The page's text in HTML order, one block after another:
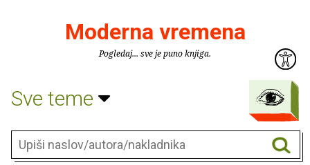
Moderna vremena
Pogledaj... sve je puno knjiga.
Sve teme